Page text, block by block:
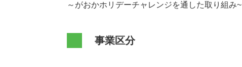
～がおかホリデーチャレンジを通した取り組み~
事業区分